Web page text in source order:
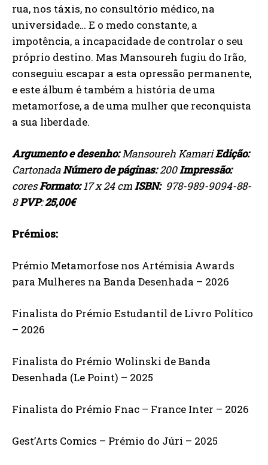
rua, nos táxis, no consultório médico, na
universidade… E o medo constante, a
impotência, a incapacidade de controlar o seu
próprio destino. Mas Mansoureh fugiu do Irão,
conseguiu escapar a esta opressão permanente,
e este álbum é também a história de uma
metamorfose, a de uma mulher que reconquista
a sua liberdade.
Argumento e desenho:Mansoureh KamariEdição:
CartonadaNúmero de páginas:200Impressão:
coresFormato:17 x 24 cmISBN:978-989-9094-88-
8PVP:25,00€
Prémios:
Prémio Metamorfose nos Artémisia Awards
para Mulheres na Banda Desenhada – 2026
Finalista do Prémio Estudantil de Livro Político
– 2026
Finalista do Prémio Wolinski de Banda
Desenhada (Le Point) – 2025
Finalista do Prémio Fnac – France Inter – 2026
Gest’Arts Comics – Prémio do Júri – 2025